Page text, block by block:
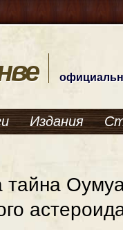
Издания
тайна